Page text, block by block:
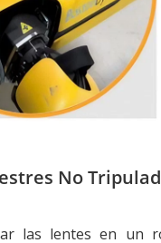
No
las lentes en un